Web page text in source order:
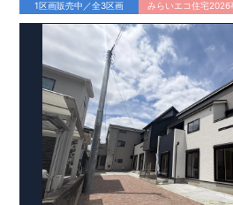
・ファミリーマート相模原陽
ブルーミングガーデンのこだわり
・誰が、何をしたか。が明確だから
ります。 ・設計、施工、営業が互い
ンを提供いたします。 ・不要な中間
コストダウンに努めています。 【耐
の建物は、国が定めた耐震等級で3を
られた、｢数百年に一度発生する地震
い。｣という基準から、さらに1.5
倍
す。
【住宅性能評価ダブル取得】
・
設計段階で、国が認めた第三者機関
住宅性能評価：評価を受けた図面通
・東栄住宅では、お引渡し後最大10
間の品質保証を実施。お引渡しから
え、アフターサービスを外部の業者
ープ「東栄ホームサービス株式会社
たします。
1区画販売中／全3区画 みらいエコ住宅2026